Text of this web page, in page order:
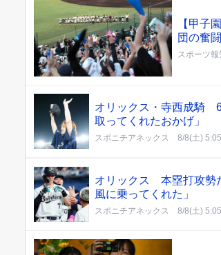
【甲子
団の奮
スポーツ報
オリックス・寺西成騎
取ってくれたおかげ」
スポニチアネックス 8/8(土) 5:05
オリックス 本塁打攻勢
風に乗ってくれた」
スポニチアネックス 8/8(土) 5:05